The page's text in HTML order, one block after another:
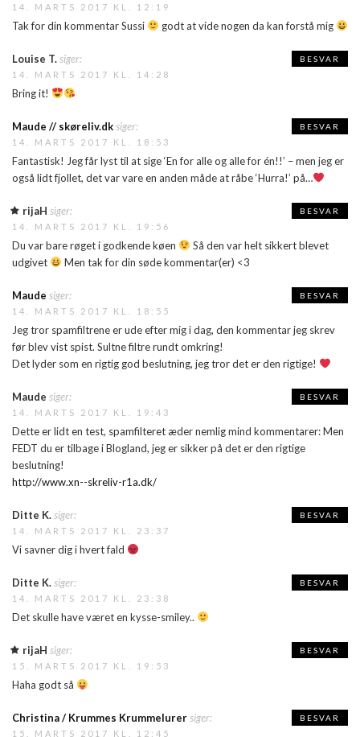
14. MARTS 2017 KL. 12:19
Tak for din kommentar Sussi godt at vide nogen da kan forstå mig
Louise T.siger:
14. MARTS 2017 KL. 14:28
Bring it!
BESVAR
Maude // skøreliv.dksiger:
14. MARTS 2017 KL. 18:53
Fantastisk! Jeg får lyst til at sige ‘En for alle og alle for én!!’ – men jeg er
også lidt fjollet, det var vare en anden måde at råbe ‘Hurra!’ på…
BESVAR
rijaH siger:
14. MARTS 2017 KL. 19:56
Du var bare røget i godkende køen
Så den var helt sikkert blevet
udgivet
Men tak for din søde kommentar(er) <3
BESVAR
Maude siger:
14. MARTS 2017 KL. 18:55
Jeg tror spamfiltrene er ude efter mig i dag, den kommentar jeg skrev
før blev vist spist. Sultne filtre rundt omkring!
Det lyder som en rigtig god beslutning, jeg tror det er den rigtige!
BESVAR
Maude siger:
14. MARTS 2017 KL. 19:43
Dette er lidt en test, spamfilteret æder nemlig mind kommentarer: Men
FEDT du er tilbage i Blogland, jeg er sikker på det er den rigtige
beslutning!
http://www.xn--skreliv-r1a.dk/
BESVAR
Ditte K.siger:
14. MARTS 2017 KL. 23:37
Vi savner dig i hvert fald
BESVAR
Ditte K.siger:
14. MARTS 2017 KL. 23:38
Det skulle have været en kysse-smiley..
BESVAR
rijaH siger:
15. MARTS 2017 KL. 19:53
Haha godt så
BESVAR
Christina / Krummes Krummelurersiger:
15. MARTS 2017 KL. 12:45
BESVAR